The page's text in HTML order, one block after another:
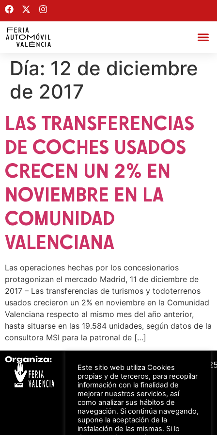
Día: 12 de diciembre
de 2017
LAS TRANSFERENCIAS
DE COCHES USADOS
CRECEN UN 2% EN
NOVIEMBRE EN LA
COMUNIDAD
VALENCIANA
Las operaciones hechas por los concesionarios
protagonizan el mercado Madrid, 11 de diciembre de
2017 – Las transferencias de turismos y todoterrenos
usados crecieron un 2% en noviembre en la Comunidad
Valenciana respecto al mismo mes del año anterior,
hasta situarse en las 19.584 unidades, según datos de la
consultora MSI para la patronal de […]
Organiza:
Bonos descuento para
los viajes a ferias
organizadas por Feria
Valencia al obtener tu
entrada
Aviso Legal –
de Privacidad
© Feria Valencia, todos
los derechos reservados
Este sitio web utiliza Cookies
propias y de terceros, para recopilar
información con la finalidad de
mejorar nuestros servicios, así
como analizar sus hábitos de
navegación. Si continúa navegando,
supone la aceptación de la
instalación de las mismas. Si lo